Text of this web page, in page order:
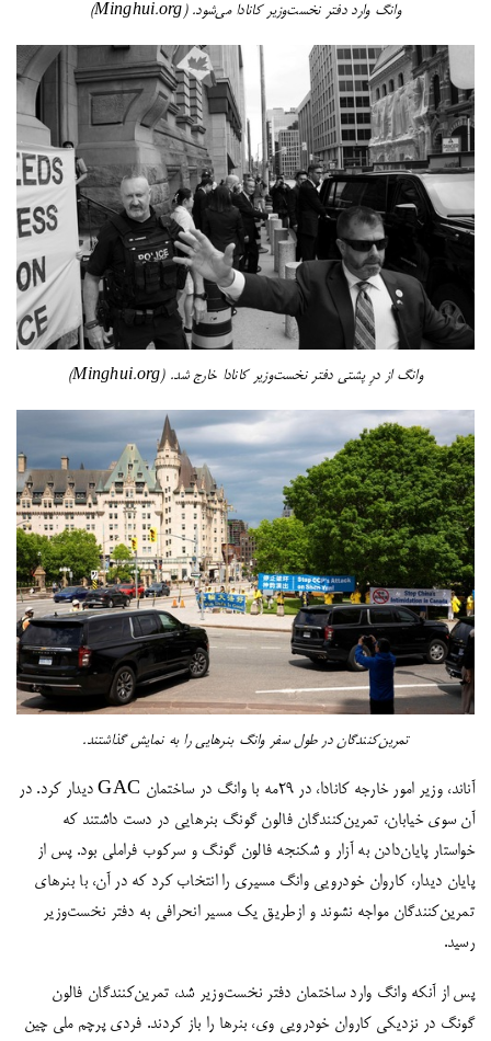
وانگ وارد دفتر نخست‌وزیر کانادا می‌شود. (Minghui.org)
وانگ از درِ پشتی دفتر نخست‌وزیر کانادا خارج شد. (Minghui.org)
تمرین‌کنندگان در طول سفر وانگ بنرهایی را به نمایش گذاشتند.
آناند، وزیر امور خارجه کانادا، در ۲۹مه با وانگ در ساختمان GAC دیدار کرد. در
آن سوی خیابان، تمرین‌کنندگان فالون گونگ بنرهایی در دست داشتند که
خواستار پایان‌دادن به آزار و شکنجه فالون گونگ و سرکوب فراملی بود. پس از
پایان دیدار، کاروان خودرویی وانگ مسیری را انتخاب کرد که در آن، با بنرهای
تمرین‌کنندگان مواجه نشوند و ازطریق یک مسیر انحرافی به دفتر نخست‌وزیر
رسید.
پس از آنکه وانگ وارد ساختمان دفتر نخست‌وزیر شد، تمرین‌کنندگان فالون
گونگ در نزدیکی کاروان خودرویی وی، بنرها را باز کردند. فردی پرچم ملی چین